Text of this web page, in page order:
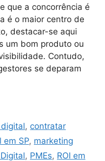
que a concorrência é
é o maior centro de
destacar-se aqui
um bom produto ou
Contudo,
se deparam
, contratar
em SP, marketing
, PMEs, ROI em